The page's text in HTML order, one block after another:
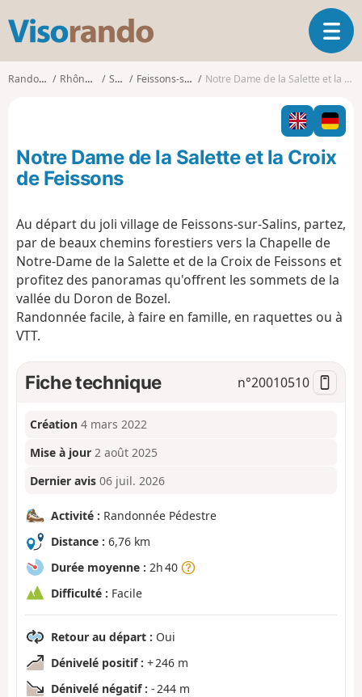
s
o
o
O
u
v
i
r
l
a
i
a
t
n
Randonnées Rhône-Alpes Savoie Feissons-sur-Salins Notre Dame de la Salette et la Croix de Feissons
Notre Dame de la Salette et la Croix
de Feissons
Au départ du joli village de Feissons-sur-Salins, partez,
par de beaux chemins forestiers vers la Chapelle de
Notre-Dame de la Salette et de la Croix de Feissons et
profitez des panoramas qu'offrent les sommets de la
vallée du Doron de Bozel.
Randonnée facile, à faire en famille, en raquettes ou à
VTT.
Fiche technique n°20010510
Création 4 mars 2022
Mise à jour 2 août 2025
Dernier avis 06 juil. 2026
Activité : Randonnée Pédestre
Distance : 6,76 km
Durée moyenne : 2h 40
Difficulté : Facile
Retour au départ : Oui
Dénivelé positif : + 246 m
Dénivelé négatif : - 244 m